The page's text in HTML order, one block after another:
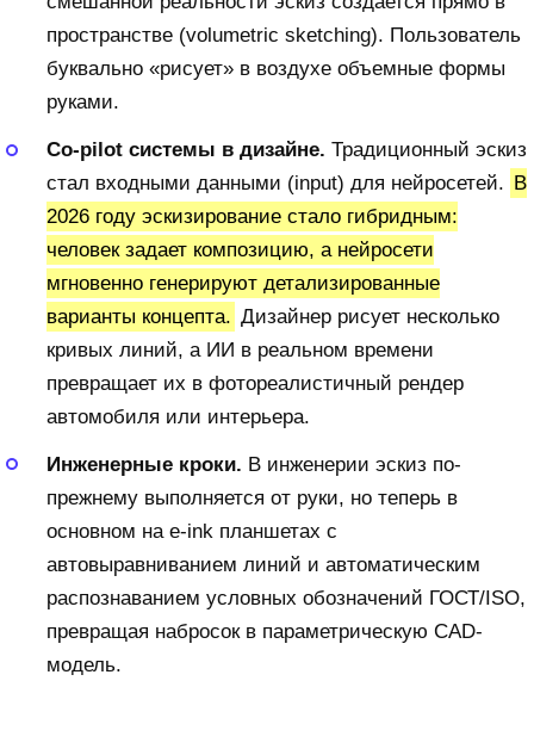
пространстве (volumetric sketching). Пользователь
буквально «рисует» в воздухе объемные формы
руками.
Co-pilot системы в дизайне. Традиционный эскиз
стал входными данными (input) для нейросетей. В
2026 году эскизирование стало гибридным:
человек задает композицию, а нейросети
мгновенно генерируют детализированные
варианты концепта. Дизайнер рисует несколько
кривых линий, а ИИ в реальном времени
превращает их в фотореалистичный рендер
автомобиля или интерьера.
Инженерные кроки. В инженерии эскиз по-
прежнему выполняется от руки, но теперь в
основном на e-ink планшетах с
автовыравниванием линий и автоматическим
распознаванием условных обозначений ГОСТ/ISO,
превращая набросок в параметрическую CAD-
модель.